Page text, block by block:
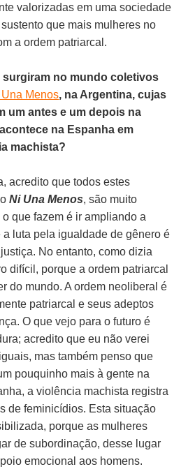
valorizadas em uma sociedade
que mais mulheres no
a ordem patriarcal.
surgiram no mundo coletivos
Una Menos, na Argentina, cujas
um antes e um depois na
na Espanha em
machista?
acredito que todos estes
oNi Una Menos, são muito
que fazem é ir ampliando a
luta pela igualdade de gênero é
No entanto, como dizia
difícil, porque a ordem patriarcal
do mundo. A ordem neoliberal é
patriarcal e seus adeptos
O que vejo para o futuro é
acredito que eu não verei
mas também penso que
pouquinho mais à gente na
a violência machista registra
de feminicídios. Esta situação
porque as mulheres
de subordinação, desse lugar
emocional aos homens.